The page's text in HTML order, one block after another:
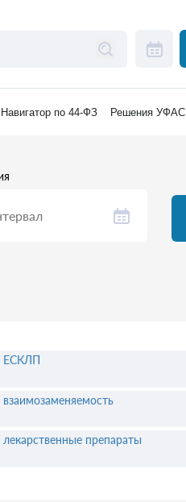
Навигатор по 44-ФЗ Решения УФАС
ЕСКЛП
взаимозаменяемость
лекарственные препараты